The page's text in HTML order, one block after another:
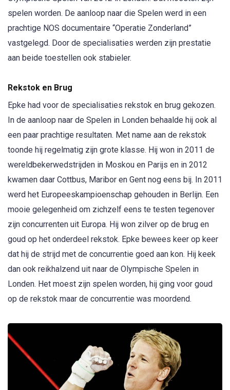
spelen worden. De aanloop naar die Spelen werd in een
prachtige NOS documentaire “Operatie Zonderland”
vastgelegd. Door de specialisaties werden zijn prestatie
aan beide toestellen ook stabieler.
Rekstok en Brug
Epke had voor de specialisaties rekstok en brug gekozen.
In de aanloop naar de Spelen in Londen behaalde hij ook al
een paar prachtige resultaten. Met name aan de rekstok
toonde hij regelmatig zijn grote klasse. Hij won in 2011 de
wereldbekerwedstrijden in Moskou en Parijs en in 2012
kwamen daar Cottbus, Maribor en Gent nog eens bij. In 2011
werd het Europeeskampioenschap gehouden in Berlijn. Een
mooie gelegenheid om zichzelf eens te testen tegenover
zijn concurrenten uit Europa. Hij won zilver op de brug en
goud op het onderdeel rekstok. Epke bewees keer op keer
dat hij de strijd met de concurrentie goed aan kon. Hij keek
dan ook reikhalzend uit naar de Olympische Spelen in
Londen. Het moest zijn spelen worden, hij ging voor goud
op de rekstok maar de concurrentie was moordend.